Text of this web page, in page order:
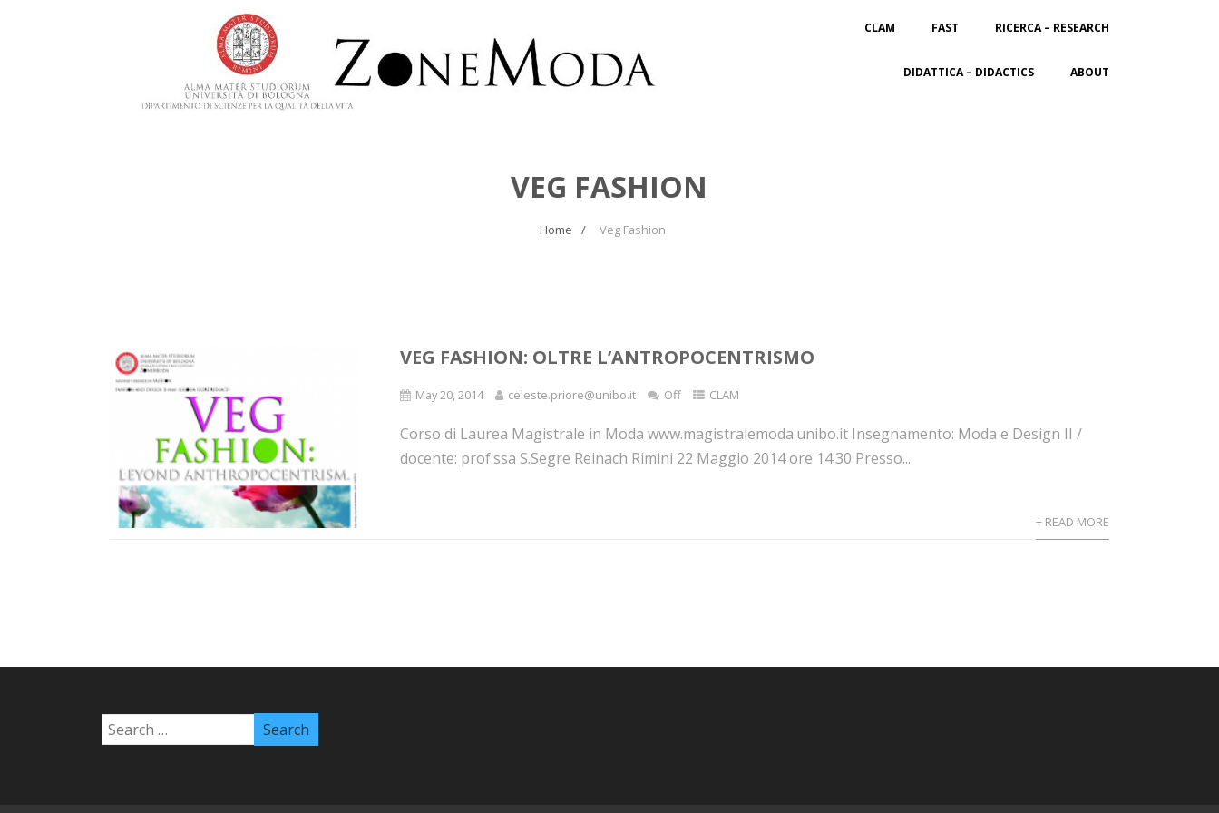
CLAM FAST RICERCA – RESEARCH
DIDATTICA – DIDACTICS ABOUT
VEG FASHION
Home Veg Fashion
VEG FASHION: OLTRE L’ANTROPOCENTRISMO
May 20, 2014 celeste.priore@unibo.it Off CLAM
Corso di Laurea Magistrale in Moda www.magistralemoda.unibo.it Insegnamento: Moda e Design II /
docente: prof.ssa S.Segre Reinach Rimini 22 Maggio 2014 ore 14.30 Presso...
+ READ MORE